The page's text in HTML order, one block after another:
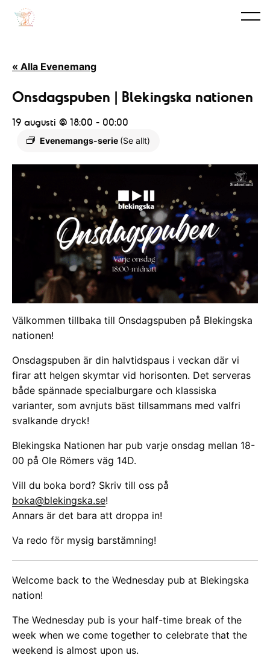
« Alla Evenemang
Onsdagspuben | Blekingska nationen
19 augusti @ 18:00 - 00:00
Evenemangs-serie (Se allt)
Välkommen tillbaka till Onsdagspuben på Blekingska
nationen!
Onsdagspuben är din halvtidspaus i veckan där vi
firar att helgen skymtar vid horisonten. Det serveras
både spännade specialburgare och klassiska
varianter, som avnjuts bäst tillsammans med valfri
svalkande dryck!
Blekingska Nationen har pub varje onsdag mellan 18-
00 på Ole Römers väg 14D.
Vill du boka bord? Skriv till oss på
boka@blekingska.se!
Annars är det bara att droppa in!
Va redo för mysig barstämning!
Welcome back to the Wednesday pub at Blekingska
nation!
The Wednesday pub is your half-time break of the
week when we come together to celebrate that the
weekend is almost upon us.